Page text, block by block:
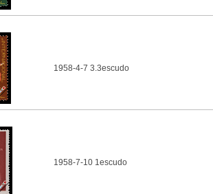
1958-4-7 3.3escudo
1958-7-10 1escudo